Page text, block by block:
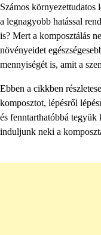
Számos környezettudatos
a legnagyobb hatással
is? Mert a komposztálás
növényeidet
mennyiségét is, amit a
Ebben a cikkben
komposztot, lépésről
és fenntarthatóbbá
induljunk neki a